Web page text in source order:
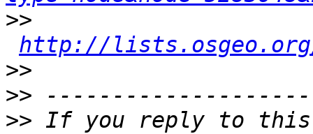
>>
http://
>>
>>
>> If you reply to this